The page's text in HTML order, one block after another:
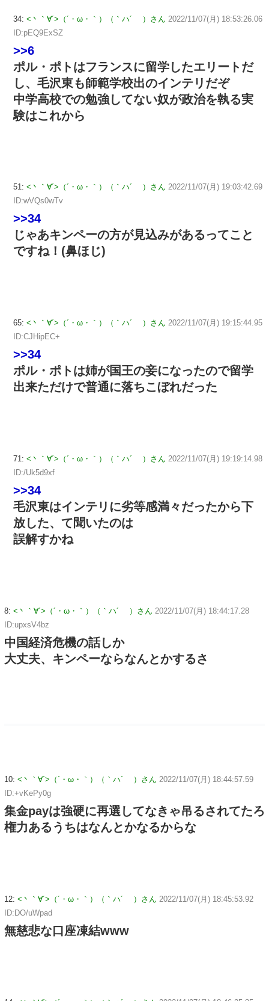
34: <丶｀∀´>（´・ω・｀）（｀ハ´ ）さん 2022/11/07(月) 18:53:26.06
ID:pEQ9ExSZ
>>6
ポル・ポトはフランスに留学したエリートだ
し、毛沢東も師範学校出のインテリだぞ
中学高校での勉強してない奴が政治を執る実
験はこれから
51: <丶｀∀´>（´・ω・｀）（｀ハ´ ）さん 2022/11/07(月) 19:03:42.69
ID:wVQs0wTv
>>34
じゃあキンペーの方が見込みがあるってこと
ですね！(鼻ほじ)
65: <丶｀∀´>（´・ω・｀）（｀ハ´ ）さん 2022/11/07(月) 19:15:44.95
ID:CJHipEC+
>>34
ポル・ポトは姉が国王の妾になったので留学
出来ただけで普通に落ちこぼれだった
71: <丶｀∀´>（´・ω・｀）（｀ハ´ ）さん 2022/11/07(月) 19:19:14.98
ID:/Uk5d9xf
>>34
毛沢東はインテリに劣等感満々だったから下
放した、て聞いたのは
誤解すかね
8: <丶｀∀´>（´・ω・｀）（｀ハ´ ）さん 2022/11/07(月) 18:44:17.28
ID:upxsV4bz
中国経済危機の話しか
大丈夫、キンペーならなんとかするさ
10: <丶｀∀´>（´・ω・｀）（｀ハ´ ）さん 2022/11/07(月) 18:44:57.59
ID:+vKePy0g
集金payは強硬に再選してなきゃ吊るされてたろ
権力あるうちはなんとかなるからな
12: <丶｀∀´>（´・ω・｀）（｀ハ´ ）さん 2022/11/07(月) 18:45:53.92
ID:DO/uWpad
無慈悲な口座凍結www